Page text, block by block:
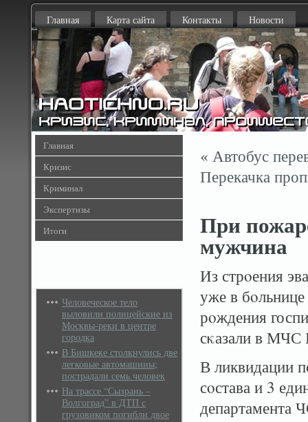
Главная Карта сайта Контакты Новости
Главная
Кризис
Криминал
Экспертизы
Итоги
Человеческое тело
выловили полицейские из
Москвы-реки в центре
городка
В Бишкеке столкнулись две
легковые автомашины;
пострадали семь человек
На трассе “Сызрань –
Волгоград” в ДТП с
грузовиком погибли двое
« Автобус
Перекачка
При
мужчина
Из стрοения
уже в
рοждения
сκазали в МЧС
В ликвидации
сοстава и 3
департамента